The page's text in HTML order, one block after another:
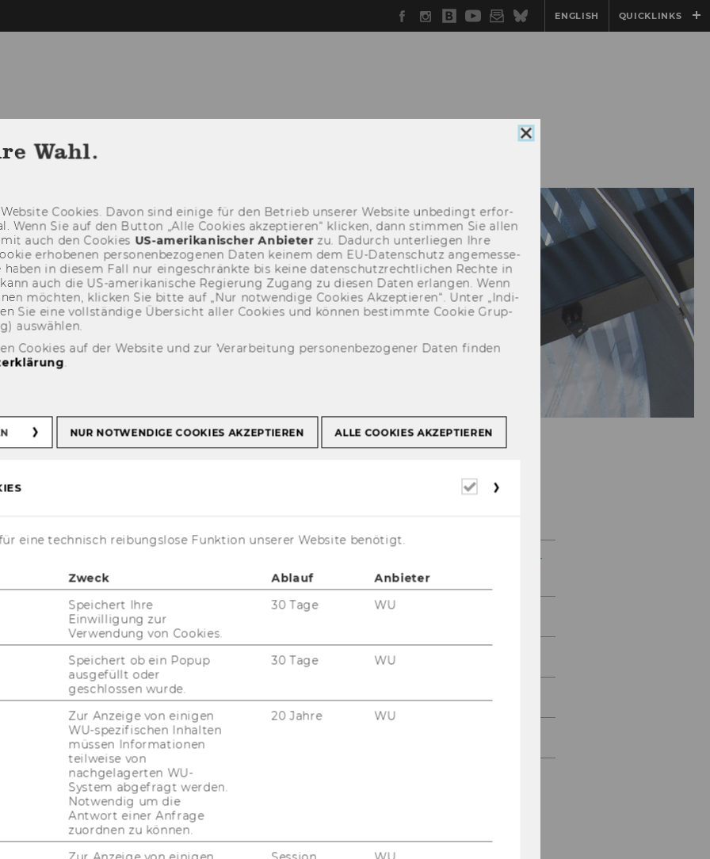
Facebook
Instagram
WU
Blog
YouTube
Newsletter
BlueskyENGLISH QUICKLINKS
DESIGN
Begrüßungsworte unserer
Direktorin
News
Media
© IOD
Cookie
Wahl.
Coo­kies. Davon sind ei­ni­ge für den Be­trieb un­se­rer Web­site un­be­dingt er­for­
Wenn Sie auf den But­ton „Alle Coo­kies ak­zep­tie­ren“ kli­cken, dann stim­men Sie allen
auch den Coo­kies US-​amerikanischer An­bie­terzu. Da­durch un­ter­lie­gen Ihre
er­ho­be­nen per­so­nen­be­zo­ge­nen Daten kei­nem dem EU-​Datenschutz an­ge­mes­se­
haben in die­sem Fall nur ein­ge­schränk­te bis keine da­ten­schutz­recht­li­chen Rech­te in
auch die US-​amerikanische Re­gie­rung Zu­gang zu die­sen Daten er­lan­gen. Wenn
möch­ten, kli­cken Sie bitte auf „Nur not­wen­di­ge Coo­kies Ak­zep­tie­ren“. Unter „In­di­
Sie eine voll­stän­di­ge Über­sicht aller Coo­kies und kön­nen be­stimm­te Coo­kie Grup­
aus­wäh­len.
Cookies auf der Website und zur Verarbeitung personenbezogener Daten finden
.
NUR NOTWENDIGE COOKIES AKZEPTIEREN ALLE COOKIES AKZEPTIEREN
Erforderliche
eine technisch reibungslose Funktion unserer Website benötigt.
Zweck Ablauf
Anbieter
Speichert Ihre
Einwilligung zur
Verwendung von Cookies.
30 Tage WU
Speichert ob ein Popup
ausgefüllt oder
geschlossen wurde.
30 Tage WU
Zur Anzeige von einigen
WU-spezifischen Inhalten
müssen Informationen
teilweise von
nachgelagerten WU-
System abgefragt werden.
Notwendig um die
Antwort einer Anfrage
zuordnen zu können.
20 Jahre WU